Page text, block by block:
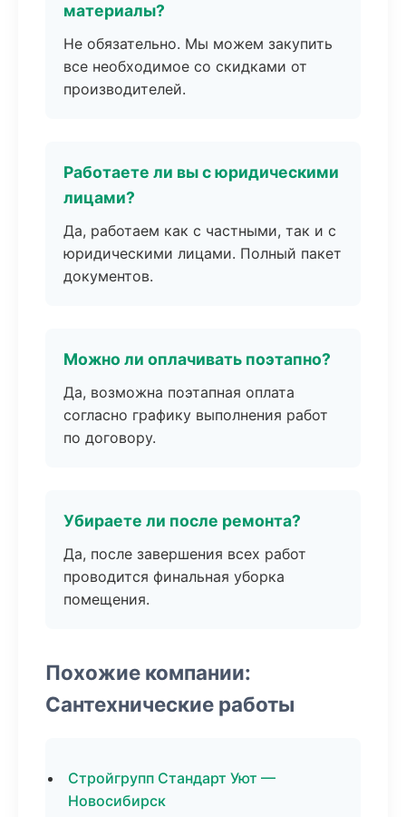
материалы?
Не обязательно. Мы можем закупить
все необходимое со скидками от
производителей.
Работаете ли вы с юридическими
лицами?
Да, работаем как с частными, так и с
юридическими лицами. Полный пакет
документов.
Можно ли оплачивать поэтапно?
Да, возможна поэтапная оплата
согласно графику выполнения работ
по договору.
Убираете ли после ремонта?
Да, после завершения всех работ
проводится финальная уборка
помещения.
Похожие компании:
Сантехнические работы
Стройгрупп Стандарт Уют —
Новосибирск